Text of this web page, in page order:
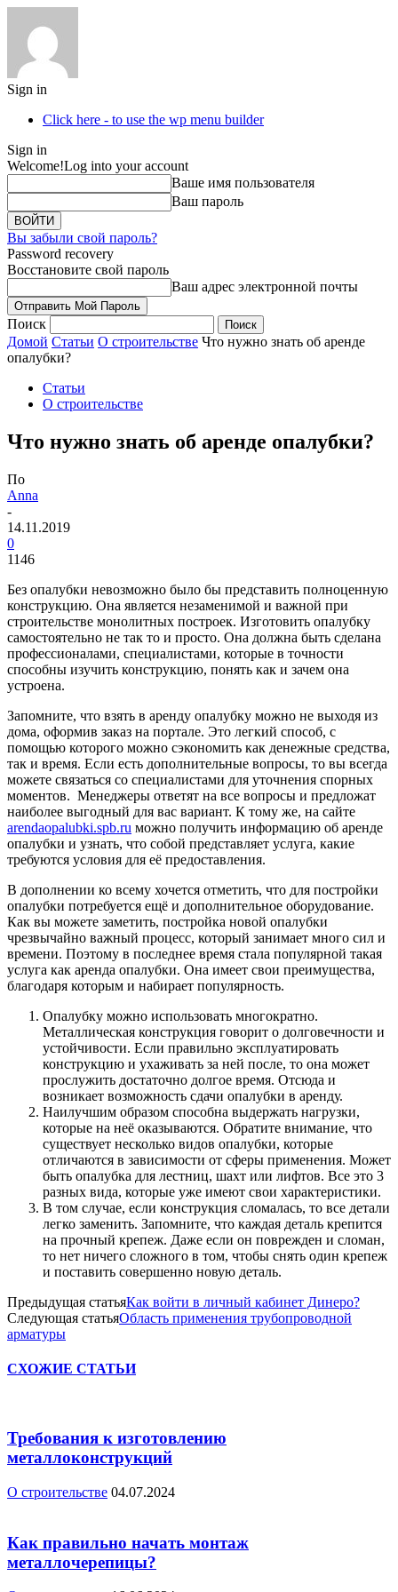
Sign in
Click here - to use the wp menu builder
Sign in
Welcome!Log into your account
Ваше имя пользователя
Ваш пароль
Вы забыли свой пароль?
Password recovery
Восстановите свой пароль
Ваш адрес электронной почты
Поиск
Домой Статьи О строительстве Что нужно знать об аренде
опалубки?
Статьи
О строительстве
Что нужно знать об аренде опалубки?
По
Anna
-
14.11.2019
0
1146
Без опалубки невозможно было бы представить полноценную
конструкцию. Она является незаменимой и важной при
строительстве монолитных построек. Изготовить опалубку
самостоятельно не так то и просто. Она должна быть сделана
профессионалами, специалистами, которые в точности
способны изучить конструкцию, понять как и зачем она
устроена.
Запомните, что взять в аренду опалубку можно не выходя из
дома, оформив заказ на портале. Это легкий способ, с
помощью которого можно сэкономить как денежные средства,
так и время. Если есть дополнительные вопросы, то вы всегда
можете связаться со специалистами для уточнения спорных
моментов. Менеджеры ответят на все вопросы и предложат
наиболее выгодный для вас вариант. К тому же, на сайте
arendaopalubki.spb.ru можно получить информацию об аренде
опалубки и узнать, что собой представляет услуга, какие
требуются условия для её предоставления.
В дополнении ко всему хочется отметить, что для постройки
опалубки потребуется ещё и дополнительное оборудование.
Как вы можете заметить, постройка новой опалубки
чрезвычайно важный процесс, который занимает много сил и
времени. Поэтому в последнее время стала популярной такая
услуга как аренда опалубки. Она имеет свои преимущества,
благодаря которым и набирает популярность.
Опалубку можно использовать многократно.
Металлическая конструкция говорит о долговечности и
устойчивости. Если правильно эксплуатировать
конструкцию и ухаживать за ней после, то она может
прослужить достаточно долгое время. Отсюда и
возникает возможность сдачи опалубки в аренду.
Наилучшим образом способна выдержать нагрузки,
которые на неё оказываются. Обратите внимание, что
существует несколько видов опалубки, которые
отличаются в зависимости от сферы применения. Может
быть опалубка для лестниц, шахт или лифтов. Все это 3
разных вида, которые уже имеют свои характеристики.
В том случае, если конструкция сломалась, то все детали
легко заменить. Запомните, что каждая деталь крепится
на прочный крепеж. Даже если он поврежден и сломан,
то нет ничего сложного в том, чтобы снять один крепеж
и поставить совершенно новую деталь.
Предыдущая статьяКак войти в личный кабинет Динеро?
Следующая статьяОбласть применения трубопроводной
арматуры
СХОЖИЕ СТАТЬИ
Требования к изготовлению
металлоконструкций
О строительстве 04.07.2024
Как правильно начать монтаж
металлочерепицы?